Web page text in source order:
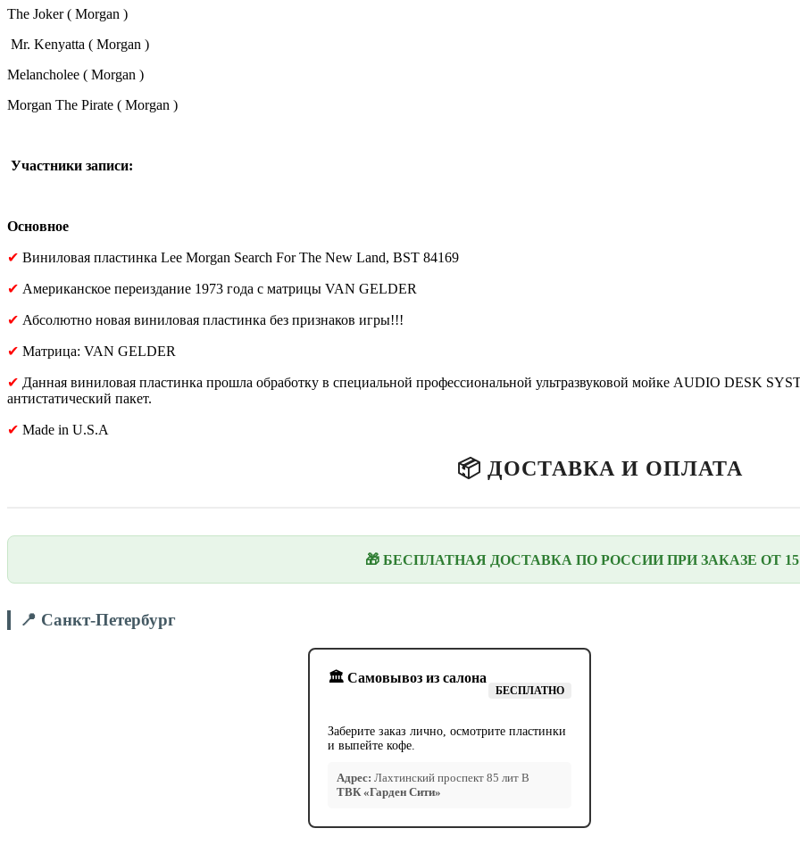
The Joker ( Morgan )
Mr. Kenyatta ( Morgan )
Melancholee ( Morgan )
Morgan The Pirate ( Morgan )
Участники записи:
Основное
✔ Виниловая пластинка Lee Morgan Search For The New Land, BST 84169
✔ Американское переиздание 1973 года с матрицы VAN GELDER
✔ Абсолютно новая виниловая пластинка без признаков игры!!!
✔ Матрица: VAN GELDER
✔ Данная виниловая пластинка прошла обработку в специальной профессиональной ультразвуковой мойке AUDIO DESK
антистатический пакет.
✔ Made in U.S.A
📦 ДОСТАВКА И ОПЛАТА
🎁 БЕСПЛАТНАЯ ДОСТАВКА ПО РОССИИ ПРИ ЗАКАЗЕ ОТ 15
📍 Санкт-Петербург
🏛️ Самовывоз из салона
БЕСПЛАТНО
Заберите заказ лично, осмотрите пластинки
и выпейте кофе.
Адрес: Лахтинский проспект 85 лит В
ТВК «Гарден Сити»